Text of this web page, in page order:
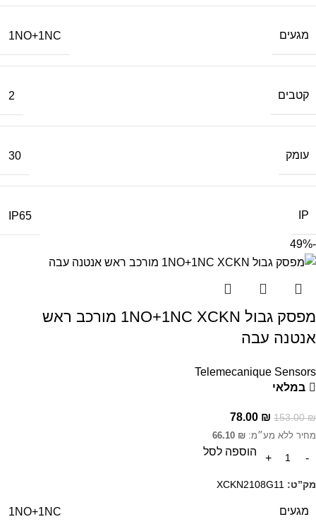
מגעים 1NO+1NC
קטבים 2
עומק 30
IP
IP65
-49%
מפסק גבול 1NO+1NC XCKN מורכב ראש
אנטנה עבה
Telemecanique Sensors
במלאי
153.00₪
78.00 ₪
מחיר ללא מע״מ: 66.10 ₪
הוספה לסל
מק”ט: XCKN2108G11
מגעים 1NO+1NC